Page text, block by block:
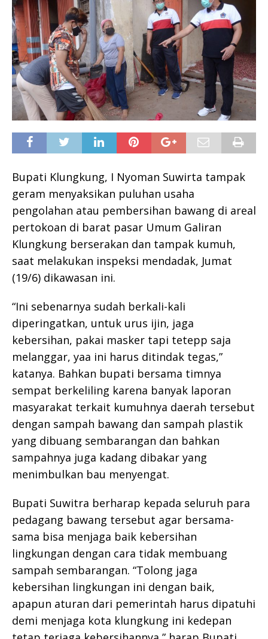
Bupati Klungkung, I Nyoman Suwirta tampak
geram menyaksikan puluhan usaha
pengolahan atau pembersihan bawang di areal
pertokoan di barat pasar Umum Galiran
Klungkung berserakan dan tampak kumuh,
saat melakukan inspeksi mendadak, Jumat
(19/6) dikawasan ini.
“Ini sebenarnya sudah berkali-kali
diperingatkan, untuk urus ijin, jaga
kebersihan, pakai masker tapi tetepp saja
melanggar, yaa ini harus ditindak tegas,”
katanya. Bahkan bupati bersama timnya
sempat berkeliling karena banyak laporan
masyarakat terkait kumuhnya daerah tersebut
dengan sampah bawang dan sampah plastik
yang dibuang sembarangan dan bahkan
sampahnya juga kadang dibakar yang
menimbulkan bau menyengat.
Bupati Suwitra berharap kepada seluruh para
pedagang bawang tersebut agar bersama-
sama bisa menjaga baik kebersihan
lingkungan dengan cara tidak membuang
sampah sembarangan. “Tolong jaga
kebersihan lingkungan ini dengan baik,
apapun aturan dari pemerintah harus dipatuhi
demi menjaga kota klungkung ini kedepan